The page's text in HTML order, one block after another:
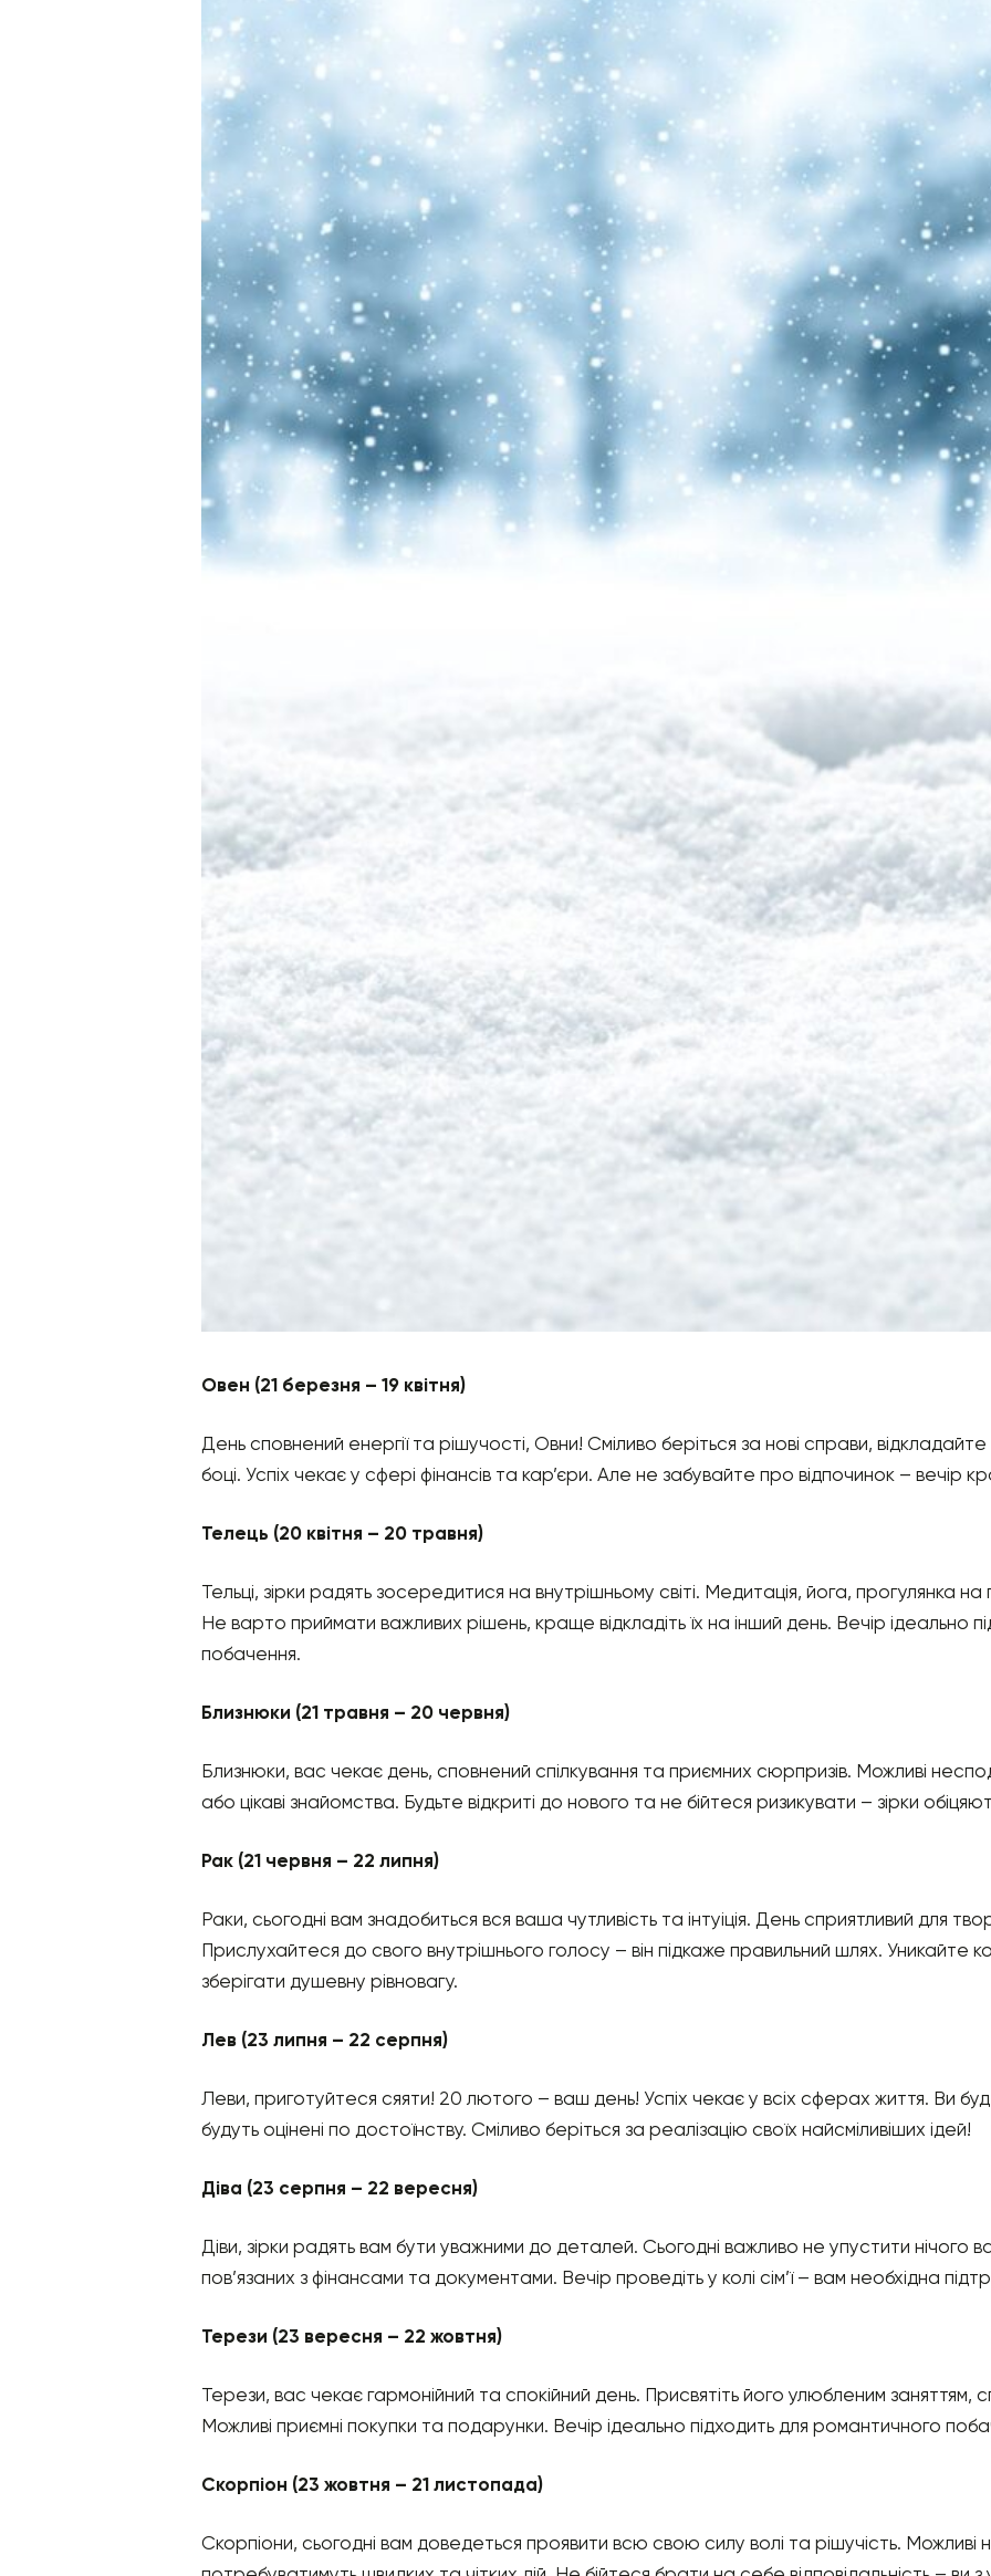
Овен (21 березня – 19 квітня)
День сповнений енергії та рішучості, Овни! Сміливо беріться за нові справи,
боці. Успіх чекає у сфері фінансів та кар’єри. Але не забувайте про відпочинок – вечір
Телець (20 квітня – 20 травня)
Тельці, зірки радять зосередитися на внутрішньому світі. Медитація, йога, прогулянка
Не варто приймати важливих рішень, краще відкладіть їх на інший день. Вечір ідеально
побачення.
Близнюки (21 травня – 20 червня)
Близнюки, вас чекає день, сповнений спілкування та приємних сюрпризів. Можливі
або цікаві знайомства. Будьте відкриті до нового та не бійтеся ризикувати – зірки
Рак (21 червня – 22 липня)
Раки, сьогодні вам знадобиться вся ваша чутливість та інтуіція. День сприятливий для
Прислухайтеся до свого внутрішнього голосу – він підкаже правильний шлях. Уникайте
зберігати душевну рівновагу.
Лев (23 липня – 22 серпня)
Леви, приготуйтеся сяяти! 20 лютого – ваш день! Успіх чекає у всіх сферах життя. Ви
будуть оцінені по достоїнству. Сміливо беріться за реалізацію своїх найсміливіших ідей!
Діва (23 серпня – 22 вересня)
Діви, зірки радять вам бути уважними до деталей. Сьогодні важливо не упустити нічого
пов’язаних з фінансами та документами. Вечір проведіть у колі сім’ї – вам необхідна
Терези (23 вересня – 22 жовтня)
Терези, вас чекає гармонійний та спокійний день. Присвятіть його улюбленим заняттям,
Можливі приємні покупки та подарунки. Вечір ідеально підходить для романтичного
Скорпіон (23 жовтня – 21 листопада)
Скорпіони, сьогодні вам доведеться проявити всю свою силу волі та рішучість. Можливі